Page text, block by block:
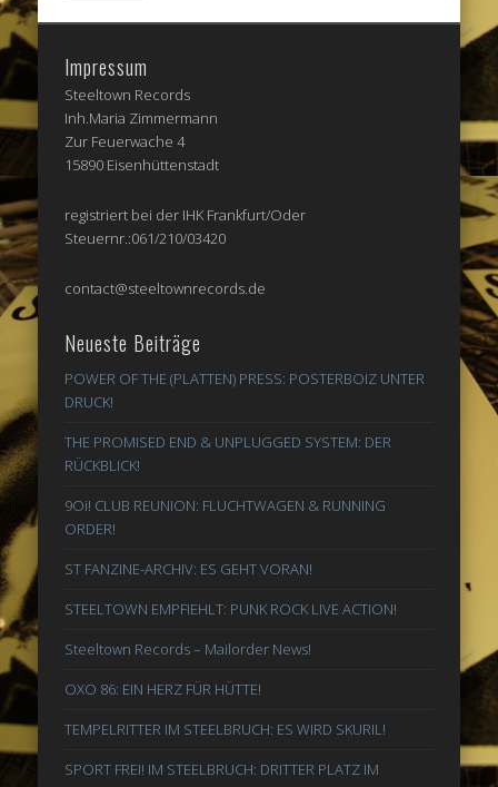
Impressum
Steeltown Records
Inh.Maria Zimmermann
Zur Feuerwache 4
15890 Eisenhüttenstadt
registriert bei der IHK Frankfurt/Oder
Steuernr.:061/210/03420
contact@steeltownrecords.de
Neueste Beiträge
POWER OF THE (PLATTEN) PRESS: POSTERBOIZ UNTER
DRUCK!
THE PROMISED END & UNPLUGGED SYSTEM: DER
RÜCKBLICK!
9Oi! CLUB REUNION: FLUCHTWAGEN & RUNNING
ORDER!
ST FANZINE-ARCHIV: ES GEHT VORAN!
STEELTOWN EMPFIEHLT: PUNK ROCK LIVE ACTION!
Steeltown Records – Mailorder News!
OXO 86: EIN HERZ FÜR HÜTTE!
TEMPELRITTER IM STEELBRUCH: ES WIRD SKURIL!
SPORT FREI! IM STEELBRUCH: DRITTER PLATZ IM